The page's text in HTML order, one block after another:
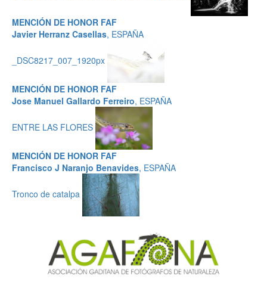
MENCIÓN DE HONOR FAF
Javier Herranz Casellas, ESPAÑA
_DSC8217_007_1920px
MENCIÓN DE HONOR FAF
Jose Manuel Gallardo Ferreiro, ESPAÑA
ENTRE LAS FLORES
MENCIÓN DE HONOR FAF
Francisco J Naranjo Benavides, ESPAÑA
Tronco de catalpa